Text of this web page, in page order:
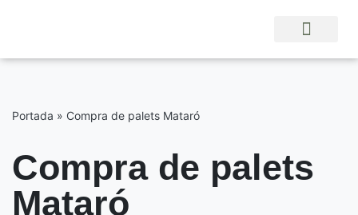
al
Portada » Compra de palets Mataró
Compra de palets
Mataró